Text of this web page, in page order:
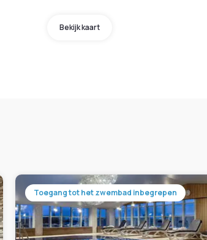
Bekijk kaart
Toegang tot het zwembad inbegrepen